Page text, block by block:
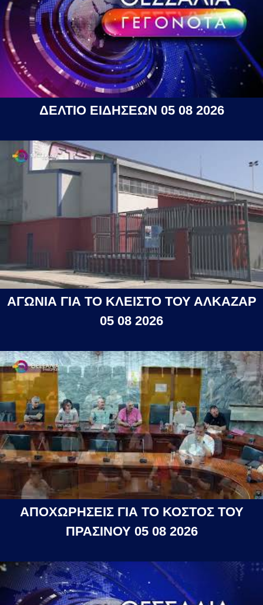
ΔΕΛΤΙΟ ΕΙΔΗΣΕΩΝ 05 08 2026
ΑΓΩΝΙΑ ΓΙΑ ΤΟ ΚΛΕΙΣΤΟ ΤΟΥ ΑΛΚΑΖΑΡ
05 08 2026
ΑΠΟΧΩΡΗΣΕΙΣ ΓΙΑ ΤΟ ΚΟΣΤΟΣ ΤΟΥ
ΠΡΑΣΙΝΟΥ 05 08 2026